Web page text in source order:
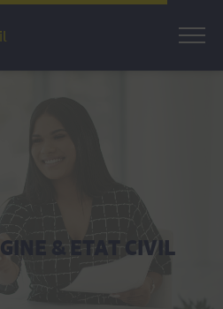
& ETAT CIVIL